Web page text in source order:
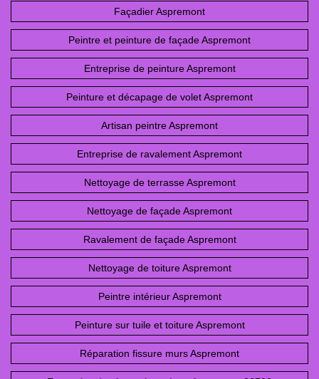
Façadier Aspremont
Peintre et peinture de façade Aspremont
Entreprise de peinture Aspremont
Peinture et décapage de volet Aspremont
Artisan peintre Aspremont
Entreprise de ravalement Aspremont
Nettoyage de terrasse Aspremont
Nettoyage de façade Aspremont
Ravalement de façade Aspremont
Nettoyage de toiture Aspremont
Peintre intérieur Aspremont
Peinture sur tuile et toiture Aspremont
Réparation fissure murs Aspremont